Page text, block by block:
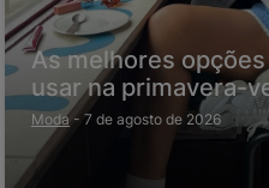
As melhores
usar na primavera-
Moda - 7 de agosto de 2026